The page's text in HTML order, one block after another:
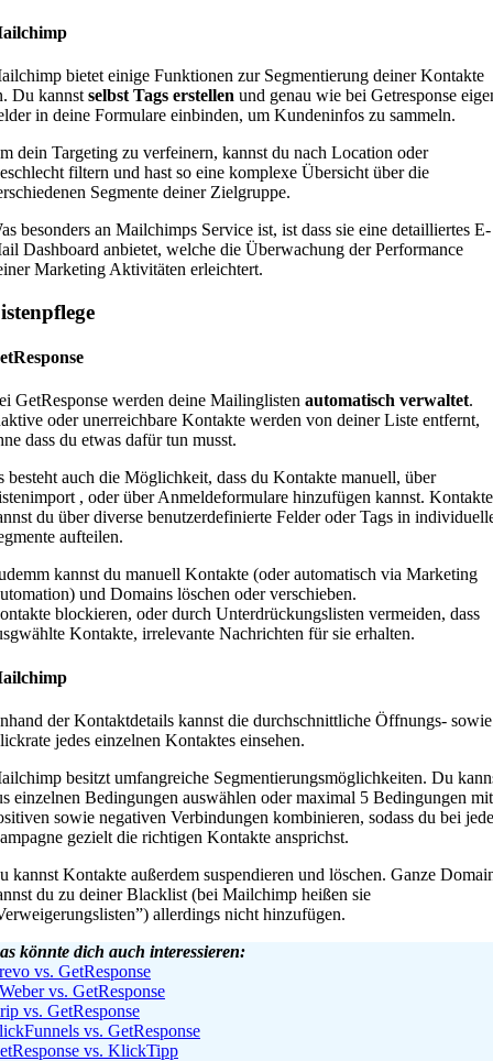
bietet einige Funktionen zur Segmentierung deiner Kontakte
Du kannst selbst Tags erstellen und genau wie bei Getresponse
in deine Formulare einbinden, um Kundeninfos zu sammeln.
dein Targeting zu verfeinern, kannst du nach Location oder
filtern und hast so eine komplexe Übersicht über die
Segmente deiner Zielgruppe.
besonders an Mailchimps Service ist, ist dass sie eine detailliertes E-
Dashboard anbietet, welche die Überwachung der Performance
Marketing Aktivitäten erleichtert.
GetResponse werden deine Mailinglisten automatisch verwaltet.
oder unerreichbare Kontakte werden von deiner Liste entfernt,
dass du etwas dafür tun musst.
besteht auch die Möglichkeit, dass du Kontakte manuell, über
, oder über Anmeldeformulare hinzufügen kannst. Kontakte
du über diverse benutzerdefinierte Felder oder Tags in
aufteilen.
kannst du manuell Kontakte (oder automatisch via Marketing
und Domains löschen oder verschieben.
blockieren, oder durch Unterdrückungslisten vermeiden, dass
Kontakte, irrelevante Nachrichten für sie erhalten.
der Kontaktdetails kannst die durchschnittliche Öffnungs- sowie
jedes einzelnen Kontaktes einsehen.
besitzt umfangreiche Segmentierungsmöglichkeiten. Du
einzelnen Bedingungen auswählen oder maximal 5 Bedingungen mit
sowie negativen Verbindungen kombinieren, sodass du bei
gezielt die richtigen Kontakte ansprichst.
kannst Kontakte außerdem suspendieren und löschen. Ganze
du zu deiner Blacklist (bei Mailchimp heißen sie
allerdings nicht hinzufügen.
könnte dich auch interessieren:
vs. GetResponse
vs. GetResponse
vs. GetResponse
vs. GetResponse
vs. KlickTipp